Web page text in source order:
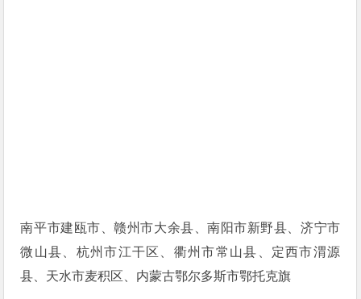
南平市建瓯市、赣州市大余县、南阳市新野县、济宁市
微山县、杭州市江干区、衢州市常山县、定西市渭源
县、天水市麦积区、内蒙古鄂尔多斯市鄂托克旗